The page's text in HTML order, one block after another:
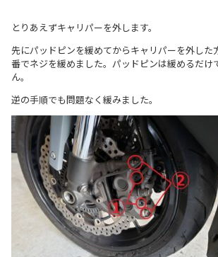
とりあえずキャリパーを外します。
先にパッドピンを緩めてからキャリパーを外した
番でネジを緩めました。パッドピンは緩めるだけ
ん。
逆の手順でも問題なく緩みました。